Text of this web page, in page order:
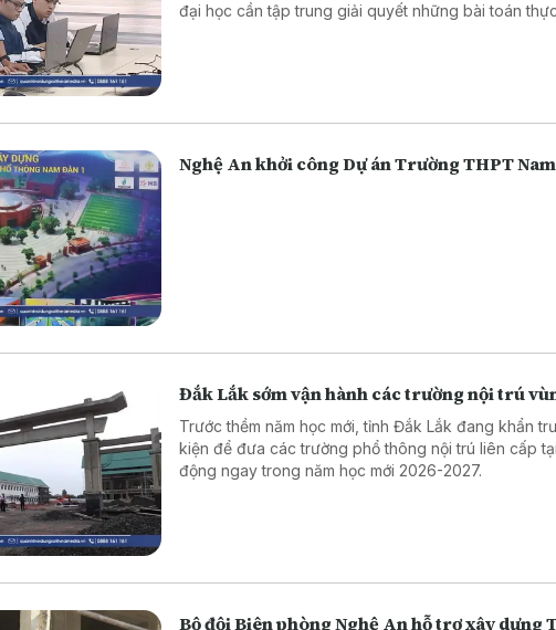
đại học cần tập trung giải quyết những bài toán
thực.
Nghệ An khởi công Dự án Trường THPT
Đắk Lắk sớm vận hành các trường nội trú
Trước thềm năm học mới, tỉnh Đắk Lắk đang khẩn
kiện để đưa các trường phổ thông nội trú liên cấp
động ngay trong năm học mới 2026-2027.
Bộ đội Biên phòng Nghệ An hỗ trợ xây dựng